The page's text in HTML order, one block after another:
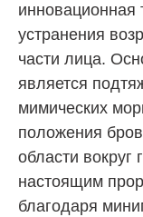
инновационная
устранения
части лица.
является
мимических
положения
области вокруг
настоящим
благодаря